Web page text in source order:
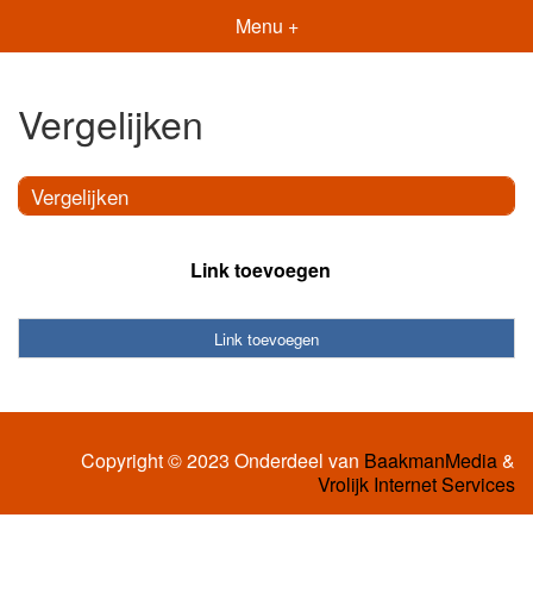
Menu +
Vergelijken
Vergelijken
Link toevoegen
Link toevoegen
Copyright © 2023 Onderdeel van BaakmanMedia&
Vrolijk Internet Services